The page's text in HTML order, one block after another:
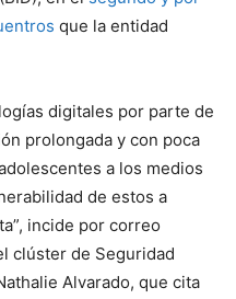
que la entidad
digitales por parte de
prolongada y con poca
a los medios
de estos a
incide por correo
clúster de Seguridad
Alvarado, que cita